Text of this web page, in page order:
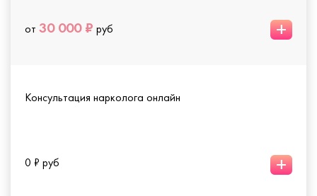
от 30 000 ₽ руб +
Консультация нарколога онлайн
0 ₽ руб +